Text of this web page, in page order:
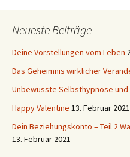
Neueste Beiträge
Deine Vorstellungen vom Leben
Das Geheimnis wirklicher
Unbewusste Selbsthypnose und
Happy Valentine 13. Februar 2021
Dein Beziehungskonto – Teil 2
13. Februar 2021